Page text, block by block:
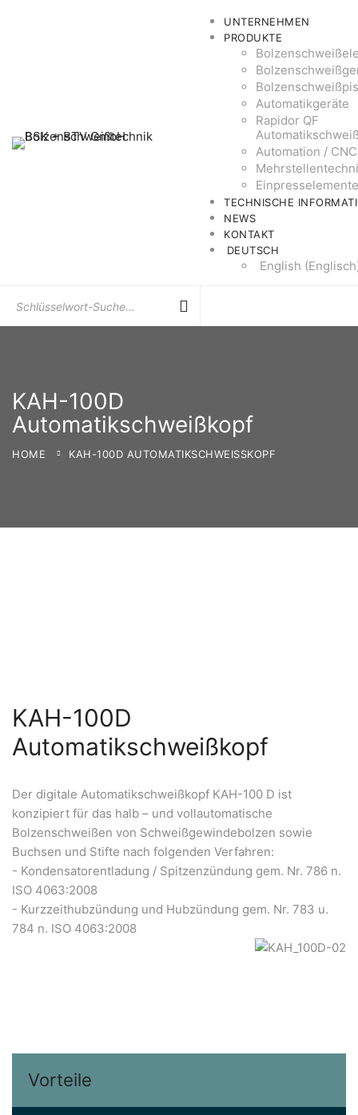
UNTERNEHMEN
PRODUKTE
Automatikgeräte
Rapidor QF
Automation / CNC
Einpresselemente
TECHNISCHE
NEWS
KONTAKT
DEUTSCH
English (Englisch
Sie
KAH-100D
Automatikschweißkopf
HOME KAH-100D AUTOMATIKSCHWEISSKOPF
KAH-100D
Automatikschweißkopf
Der digitale Automatikschweißkopf KAH-100 D ist
konzipiert für das halb – und vollautomatische
Bolzenschweißen von Schweißgewindebolzen sowie
Buchsen und Stifte nach folgenden Verfahren:
- Kondensatorentladung / Spitzenzündung gem. Nr. 786 n.
ISO 4063:2008
- Kurzzeithubzündung und Hubzündung gem. Nr. 783 u.
784 n. ISO 4063:2008
Vorteile